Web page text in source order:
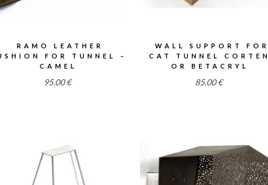
RAMO LEATHER
FOR TUNNEL –
CAMEL
95.00€
WALL SUPPORT
CAT TUNNEL
OR BETACRYL
85.00€
2.56